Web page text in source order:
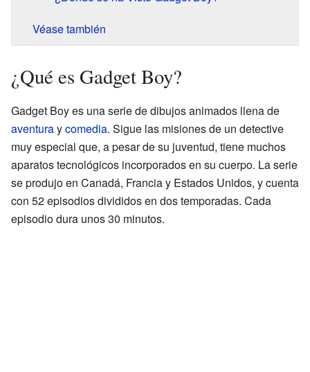
Véase también
¿Qué es Gadget Boy?
Gadget Boy es una serie de dibujos animados llena de
aventuraycomedia. Sigue las misiones de un detective
muy especial que, a pesar de su juventud, tiene muchos
aparatos tecnológicos incorporados en su cuerpo. La serie
se produjo en Canadá, Francia y Estados Unidos, y cuenta
con 52 episodios divididos en dos temporadas. Cada
episodio dura unos 30 minutos.